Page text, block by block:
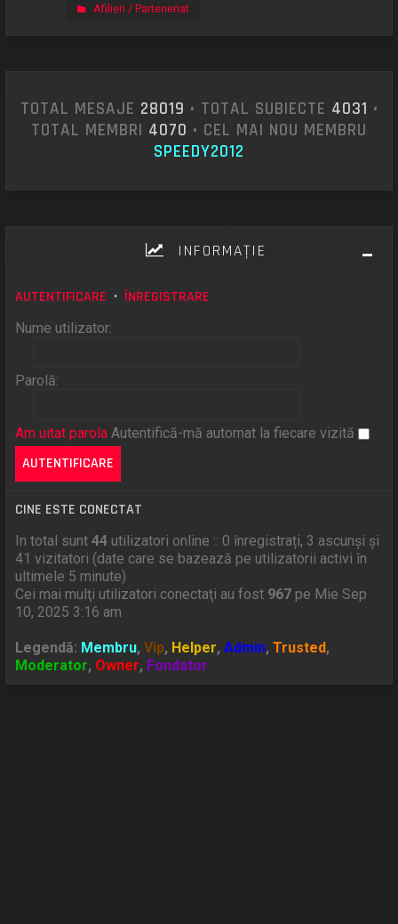
Afilieri / Parteneriat
TOTAL MESAJE 28019 • TOTAL SUBIECTE 4031 •
TOTAL MEMBRI 4070 • CEL MAI NOU MEMBRU
SPEEDY2012
INFORMAŢIE
AUTENTIFICARE •ÎNREGISTRARE
Nume utilizator:
Parolă:
Am uitat parola Autentifică-mă automat la fiecare vizită
CINE ESTE CONECTAT
In total sunt44 utilizatori online :: 0 înregistrați, 3 ascunși și
41 vizitatori (date care se bazează pe utilizatorii activi în
ultimele 5 minute)
Cei mai mulţi utilizatori conectaţi au fost 967 pe Mie Sep
10, 2025 3:16 am
Legendă: Membru,Vip, Helper,Admin,Trusted,
Moderator, Owner, Fondator